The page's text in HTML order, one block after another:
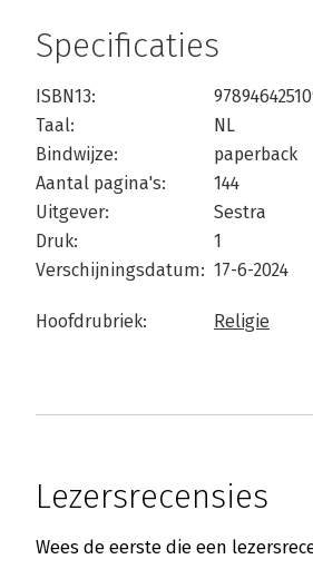
Specificaties
ISBN13:
Taal:
NL
Bindwijze:
paperback
Aantal pagina's:
144
Uitgever:
Sestra
Druk:
1
Verschijningsdatum: 17-6-2024
Hoofdrubriek: Religie
Lezersrecensies
Wees de eerste die een